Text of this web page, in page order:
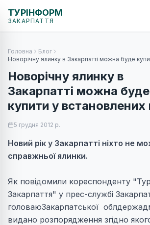
ТУРІНФОРМ
ЗАКАРПАТТЯ
Головна
Блог
Новорічну ялинку в Закарпатті можна буде
Новорічну ялинку в
Закарпатті можна буде
купити у встановлених
5 грудня 2012 р.
Новий рік у Закарпатті ніхто не
справжньої ялинки.
Як повідомили кореспонденту
Закарпаття" у прес-службі
головаюЗакарпатської
видано розпорядження згідно